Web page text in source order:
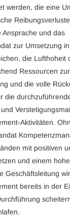
werden, die eine
und das
zur Umsetzung
die Lufthoheit
Ressourcen zur
und die volle
die
Aktivitäten.
mit positiven
und einem
Geschäftsleitung
bereits in der